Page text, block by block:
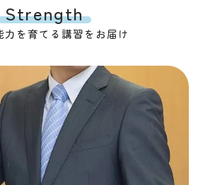
力を育てる講習をお届け
Strength